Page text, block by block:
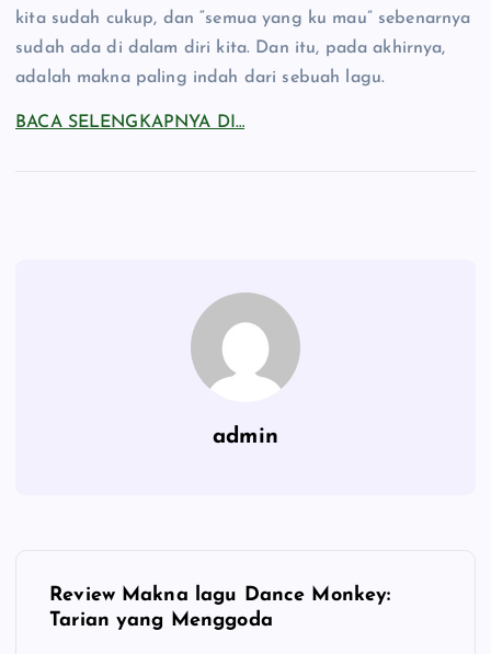
kita sudah cukup, dan “semua yang ku mau” sebenarnya
sudah ada di dalam diri kita. Dan itu, pada akhirnya,
adalah makna paling indah dari sebuah lagu.
BACA SELENGKAPNYA DI…
admin
Review Makna lagu Dance Monkey:
Tarian yang Menggoda